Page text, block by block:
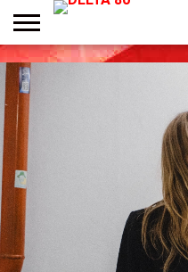
ENTREVISTAS